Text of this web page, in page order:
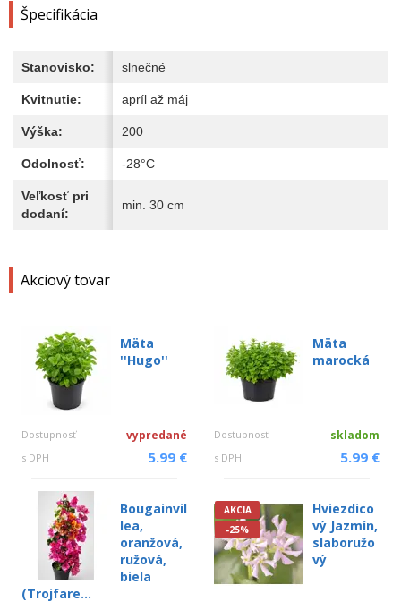
Akciový tovar
Mäta
''Hugo''
Dostupnosť vypredané
s DPH 5.99 €
Mäta
marocká
Dostupnosť skladom
s DPH 5.99 €
Bougainvil
lea,
oranžová,
ružová,
biela
(Trojfare...
AKCIA
-25%
Hviezdico
vý Jazmín,
slaboružo
vý
Špecifikácia
Stanovisko: slnečné
Kvitnutie: apríl až máj
Výška: 200
Odolnosť: -28°C
Veľkosť pri
dodaní:
min. 30 cm